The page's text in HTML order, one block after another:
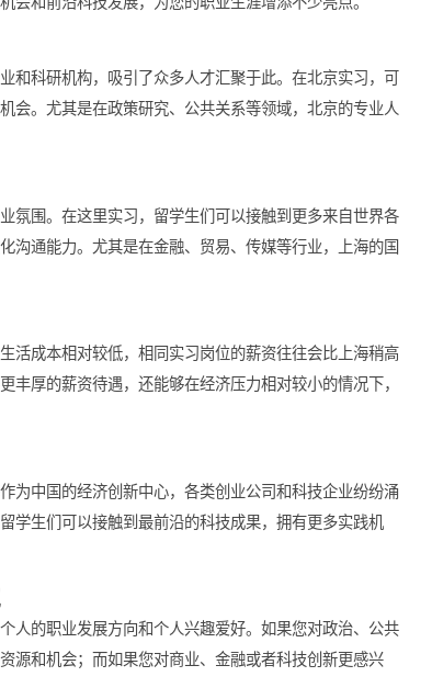
际企业和金融机构的驻扎，是一个融合了东西方文化
商业机会和前沿科技发展，为您的职业生涯增添不少
部企业和科研机构，吸引了众多人才汇聚于此。在北
交流机会。尤其是在政策研究、公共关系等领域，北
。
的商业氛围。在这里实习，留学生们可以接触到更多
跨文化沟通能力。尤其是在金融、贸易、传媒等行业
京的生活成本相对较低，相同实习岗位的薪资往往会
获得更丰厚的薪资待遇，还能够在经济压力相对较小
上海作为中国的经济创新中心，各类创业公司和科技
这里，留学生们可以接触到最前沿的科技成果，拥有更